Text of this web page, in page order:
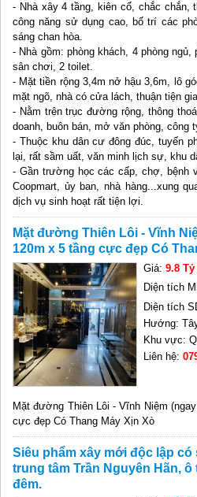
- Nhà xây 4 tầng, kiên cố, chắc chắn,
công năng sử dụng cao, bố trí các
sáng chan hòa.
- Nhà gồm: phòng khách, 4 phòng
sân chơi, 2 toilet.
- Mặt tiền rộng 3,4m nở hậu 3,6m, lô
mặt ngõ, nhà có cửa lách, thuận tiện
- Nằm trên trục đường rộng, thông
doanh, buôn bán, mở văn phòng, công
- Thuộc khu dân cư đông đúc, tuyến
lại, rất sầm uất, văn minh lịch sự, khu
- Gần trường học các cấp, chợ, bệnh
Coopmart, ủy ban, nhà hàng...xung
dịch vụ sinh hoạt rất tiện lợi.
Mặt đường Thiên Lôi - Vĩnh
120m x 5 tầng cực đẹp Có
Giá:9.8
Diện tích
Diện tích
Hướng:
Khu vực:
Liên hệ:
Mặt đường Thiên Lôi - Vĩnh Niệm
cực đẹp Có Thang Máy Xịn Xò
Siêu phẩm xây mới độc lập
trung tâm Trần Nguyên Hãn,
đêm.